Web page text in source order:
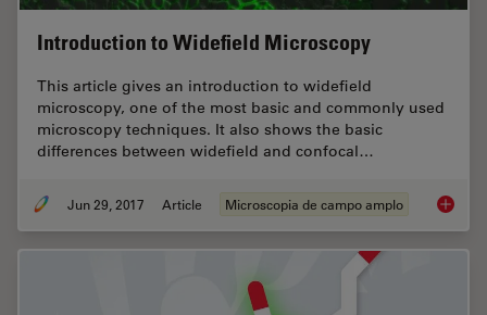
Introduction to Widefield Microscopy
This article gives an introduction to widefield
microscopy, one of the most basic and commonly used
microscopy techniques. It also shows the basic
differences between widefield and confocal…
Jun 29, 2017 Article Microscopia de campo amplo